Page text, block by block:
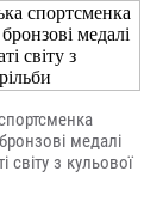
медалі
світу з кульової